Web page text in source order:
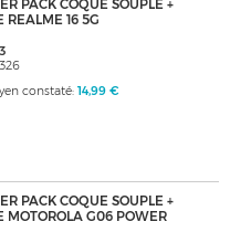
PACK COQUE SOUPLE +
REALME 16 5G
constaté: 14,99 €
PACK COQUE SOUPLE +
MOTOROLA G06 POWER